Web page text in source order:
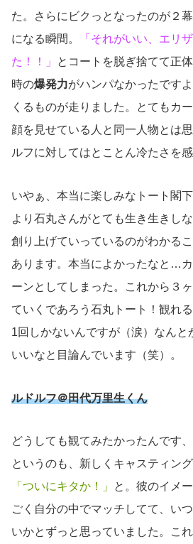
た。さらにビクっとなったのが２
になる瞬間。
「それがいい、エリ
た！！」
とコートを脱ぎ捨てて正
時の爆発力がハンパなかったです
くるものが走りました。とてもカ
顔を見せている人と同一人物とは
ルフに対してはとことん冷たさを感
いやぁ、本当に楽しみなトート閣
より石丸さんがとても生き生きし
創り上げていっているのがわかる
あります。本当によかったなと…
ーンとしてしまった。これから３
ていくであろう石丸トート！観れ
1回しかないんですが（涙）なんと
いいなと目論んでいます（笑）。
ルドルフ＠田代万里生くん
どうしても観てみたかったんです
というのも、新しくキャスティン
「ついにキタか！」
と。彼のイメ
ごく自分の中でマッチしてて、い
いかとずっと思っていました。こ